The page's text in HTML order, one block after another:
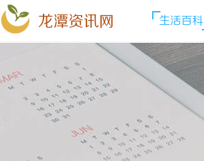
龙潭资讯网 生活百科